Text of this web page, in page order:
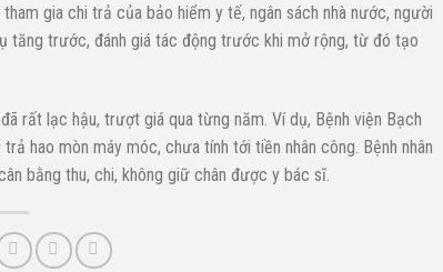
gia chi trả của bảo hiểm y tế, ngân sách nhà nước, người
tăng trước, đánh giá tác động trước khi mở rộng, từ đó tạo
rất lạc hậu, trượt giá qua từng năm. Ví dụ, Bệnh viện Bạch
hao mòn máy móc, chưa tính tới tiền nhân công. Bệnh nhân
bằng thu, chi, không giữ chân được y bác sĩ.